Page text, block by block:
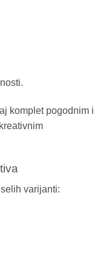
komplet pogodnim i
varijanti: